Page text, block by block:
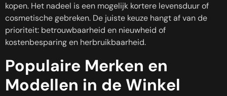
kopen. Het nadeel is een mogelijk kortere levensduur of
cosmetische gebreken. De juiste keuze hangt af van de
prioriteit: betrouwbaarheid en nieuwheid of
kostenbesparing en herbruikbaarheid.
Populaire Merken en
Modellen in de Winkel